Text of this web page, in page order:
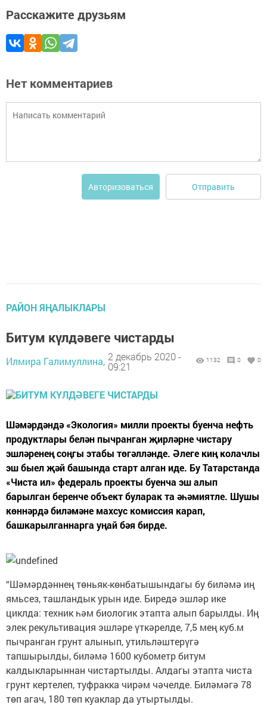
Расскажите друзьям
Нет комментариев
Авторизоваться Отправить
РАЙОН ЯҢАЛЫКЛАРЫ
Битум күлдәвеге чистарды
Илмира Галимуллина, 2 декабрь 2020 -
09:21
1132 0 0
Шәмәрдәндә «Экология» милли проекты буенча нефть
продуктлары белән пычранган җирләрне чистару
эшләренең соңгы этабы төгәлләнде. Әлеге киң колачлы
эш быел җәй башында старт алган иде. Бу Татарстанда
«Чиста ил» федераль проекты буенча эш алып
барылган беренче объект буларак та әһәмиятле. Шушы
көннәрдә биләмәне махсус комиссия карап,
башкарылганнарга уңай бәя бирде.
“Шәмәрдәннең төньяк-көнбатышындагы бу биләмә иң
ямьсез, ташландык урын иде. Биредә эшләр ике
циклда: техник һәм биологик этапта алып барылды. Иң
элек рекультивация эшләре үткәрелде, 7,5 мең куб.м
пычранган грунт алынып, утильләштерүгә
тапшырылды, биләмә 1600 кубометр битум
калдыкларыннан чистартылды. Алдагы этапта чиста
грунт кертелеп, туфракка чирәм чәчелде. Биләмәгә 78
төп агач, 180 төп куаклар да утыртылды.